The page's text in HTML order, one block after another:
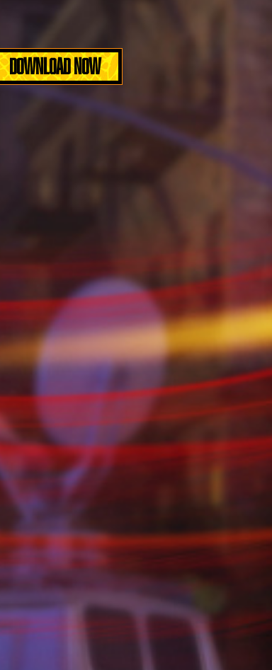
DOWNLOAD NOW